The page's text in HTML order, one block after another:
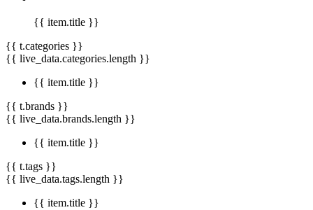
{{ item.title }}
{{ t.categories }}
{{ live_data.categories.length }}
{{ item.title }}
{{ t.brands }}
{{ live_data.brands.length }}
{{ item.title }}
{{ t.tags }}
{{ live_data.tags.length }}
{{ item.title }}